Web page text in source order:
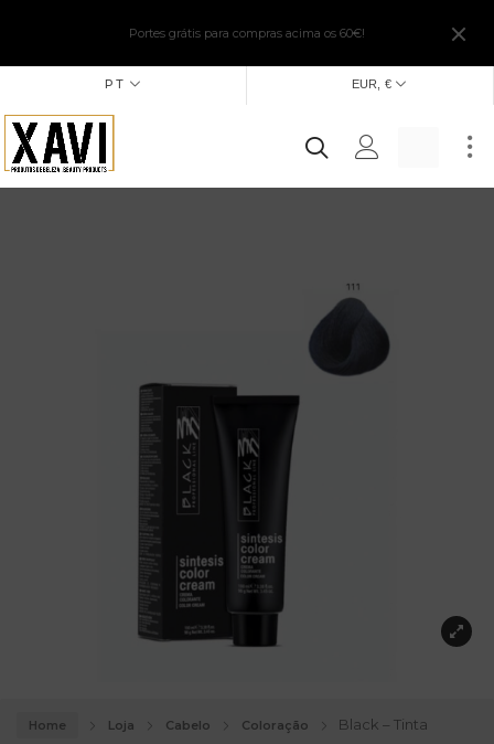
Portes grátis para compras acima os 60€!
PT EUR, €
Home Loja Cabelo Coloração
Black – Tinta